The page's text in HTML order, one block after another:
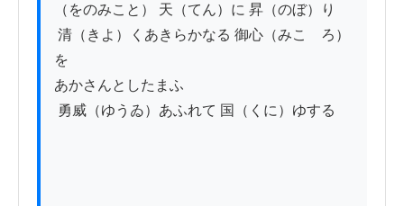
（をのみこと） 天（てん）に 昇（のぼ）り
を
あかさんとしたまふ